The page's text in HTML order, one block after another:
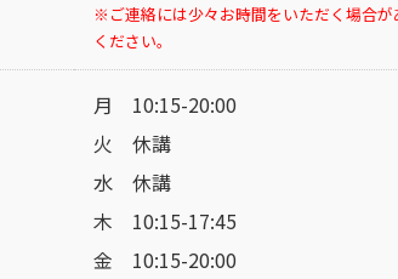
※ご連絡には少々お時間をいただく場合
ください。
月 10:15-20:00
火 休講
水 休講
木 10:15-17:45
金 10:15-20:00